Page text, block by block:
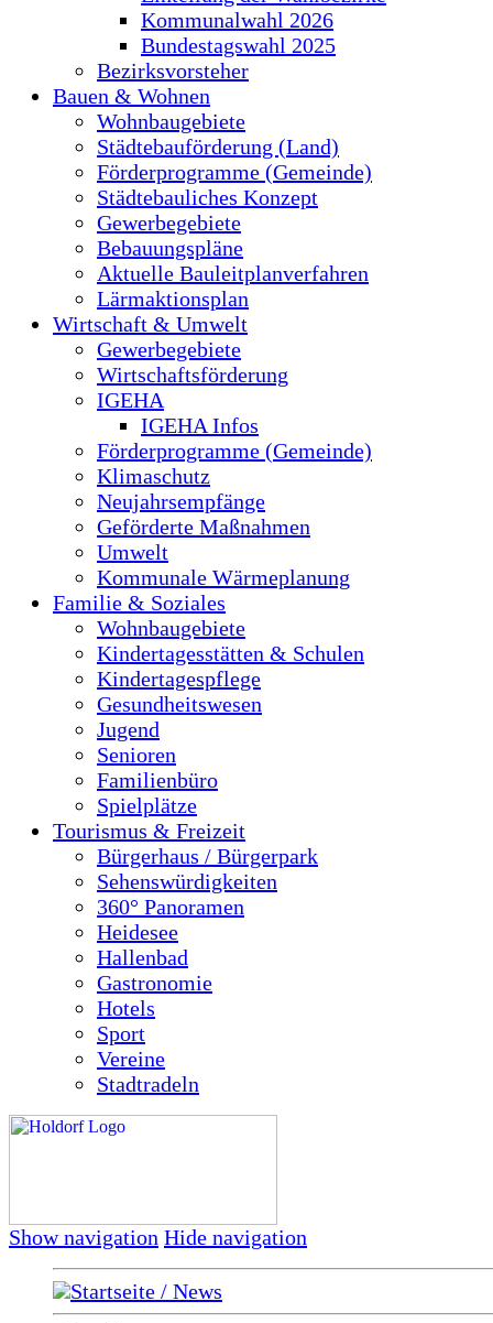
Kommunalwahl 2026
Bundestagswahl 2025
Bezirksvorsteher
Bauen & Wohnen
Wohnbaugebiete
Städtebauförderung (Land)
Förderprogramme (Gemeinde)
Städtebauliches Konzept
Gewerbegebiete
Bebauungspläne
Aktuelle Bauleitplanverfahren
Lärmaktionsplan
Wirtschaft & Umwelt
Gewerbegebiete
Wirtschaftsförderung
IGEHA
IGEHA Infos
Förderprogramme (Gemeinde)
Klimaschutz
Neujahrsempfänge
Geförderte Maßnahmen
Umwelt
Kommunale Wärmeplanung
Familie & Soziales
Wohnbaugebiete
Kindertagesstätten & Schulen
Kindertagespflege
Gesundheitswesen
Jugend
Senioren
Familienbüro
Spielplätze
Tourismus & Freizeit
Bürgerhaus / Bürgerpark
Sehenswürdigkeiten
360° Panoramen
Heidesee
Hallenbad
Gastronomie
Hotels
Sport
Vereine
Stadtradeln
Show navigation Hide navigation
Startseite / News